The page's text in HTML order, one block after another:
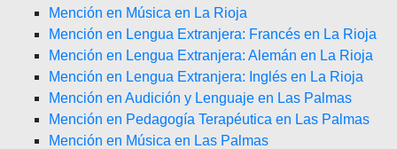
Mención en Música en La Rioja
Mención en Lengua Extranjera: Francés en La Rioja
Mención en Lengua Extranjera: Alemán en La Rioja
Mención en Lengua Extranjera: Inglés en La Rioja
Mención en Audición y Lenguaje en Las Palmas
Mención en Pedagogía Terapéutica en Las Palmas
Mención en Música en Las Palmas